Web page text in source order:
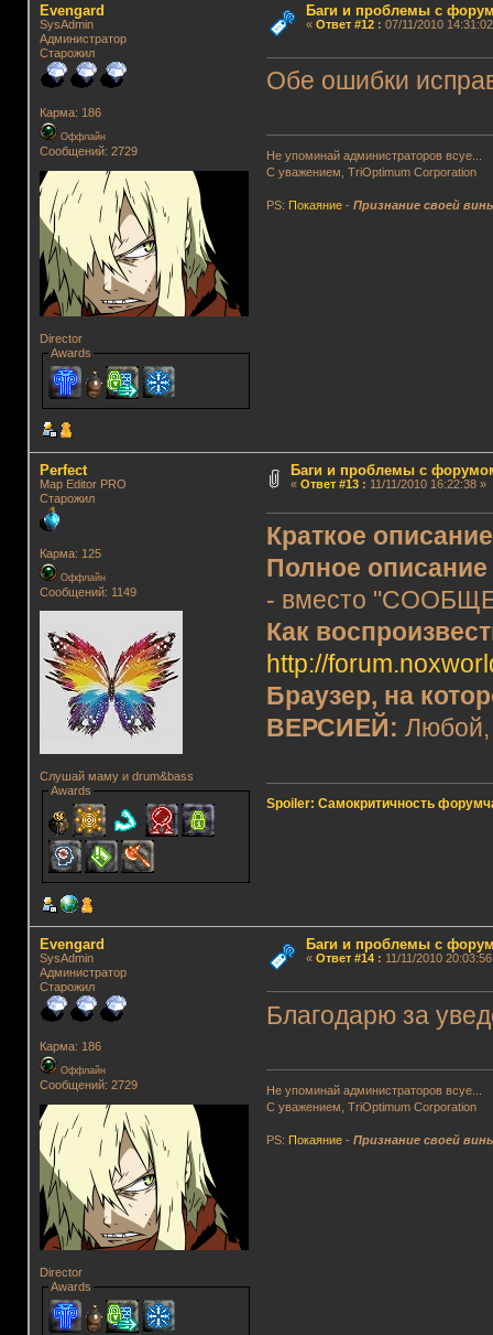
Evengard
SysAdmin
Администратор
Старожил
Карма: 186
Оффлайн
Сообщений: 2729
Director
Awards
Баги и проблемы с
« Ответ #12: 07/11/2010
Обе ошибки
Не упоминай администраторов всуе...
С уважением, TriOptimum Corporation
PS: Покаяние -Признание своей
Perfect
Map Editor PRO
Старожил
Карма: 125
Оффлайн
Сообщений: 1149
Слушай маму и drum&bass
Awards
Баги и проблемы с
« Ответ #13: 11/11/2010 16:22:38 »
Краткое
Полное
- вместо
Как
http://
Браузер, на
ВЕРСИЕЙ:Любой,
Spoiler: Самокритичность
Evengard
SysAdmin
Администратор
Старожил
Карма: 186
Оффлайн
Сообщений: 2729
Director
Awards
Баги и проблемы с
« Ответ #14: 11/11/2010
Благодарю за
Не упоминай администраторов всуе...
С уважением, TriOptimum Corporation
PS: Покаяние -Признание своей